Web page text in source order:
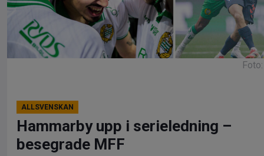
ALLSVENSKAN
Hammarby upp i serieledning –
besegrade MFF